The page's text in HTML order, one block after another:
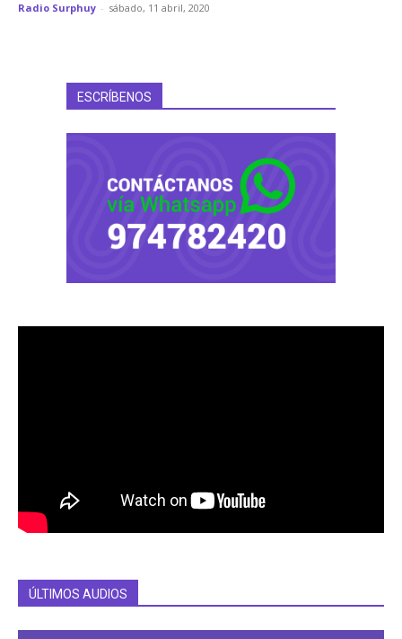
Radio Surphuy - sábado, 11 abril, 2020
ESCRÍBENOS
ÚLTIMOS AUDIOS